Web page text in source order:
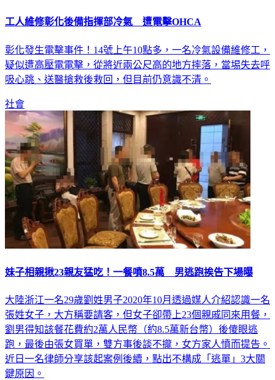
工人維修彰化後備指揮部冷氣 遭電擊OHCA
彰化發生電擊事件！14號上午10點多，一名冷氣設備維修工，
疑似遭高壓電電擊，從將近兩公尺高的地方摔落，當埸失去呼
吸心跳、送醫搶救後救回，但目前仍意識不清。
社會
妹子相親揪23親友猛吃！一餐噴8.5萬 男逃跑挨告下場曝
大陸浙江一名29歲劉姓男子2020年10月透過媒人介紹認識一名
張姓女子，大方稱要請客，但女子卻帶上23個親戚同來用餐，
劉男得知該餐花費約2萬人民幣（約8.5萬新台幣）後傻眼逃
跑，最後由張女買單，雙方事後談不攏，女方家人憤而提告。
近日一名律師分享該起案例後續，點出不構成「逃單」3大關
鍵原因。